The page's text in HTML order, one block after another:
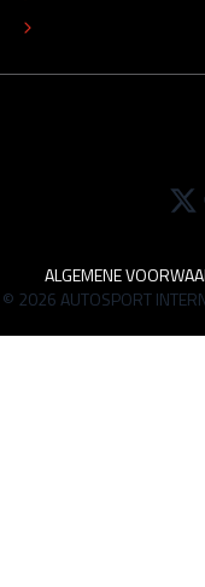
ALGEMENE
© 2026 AUTOSPORT